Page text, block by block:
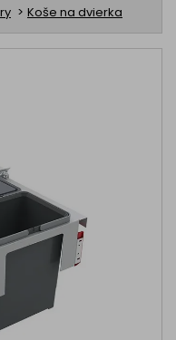
Koše na dvierka